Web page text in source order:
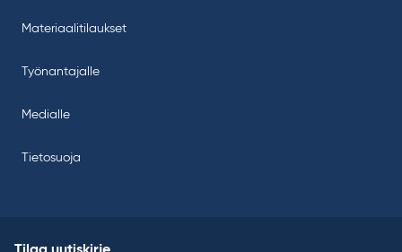
Materiaalitilaukset
Työnantajalle
Medialle
Tietosuoja